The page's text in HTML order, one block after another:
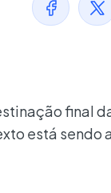
final
está sendo